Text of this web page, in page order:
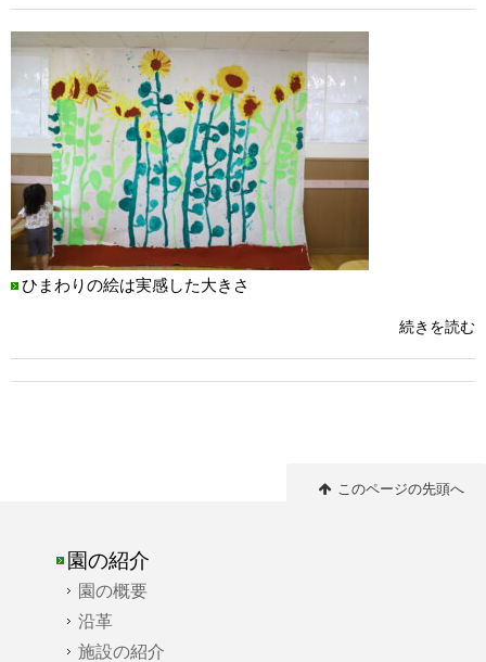
ひまわりの絵は実感した大きさ
続きを読む
このページの先頭へ
園の紹介
園の概要
沿革
施設の紹介